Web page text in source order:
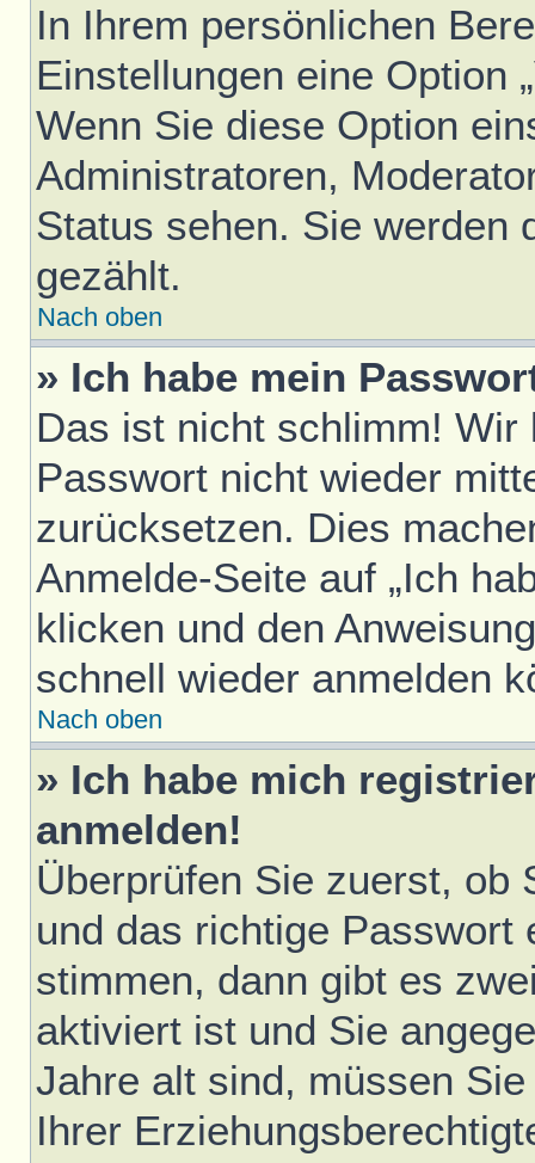
In Ihrem persönlichen
Einstellungen eine Option
Wenn Sie diese Option
Administratoren,
Status sehen. Sie werden
gezählt.
Nach oben
» Ich habe mein
Das ist nicht schlimm!
Passwort nicht wieder
zurücksetzen. Dies
Anmelde-Seite auf „Ich
klicken und den
schnell wieder anmelden
Nach oben
» Ich habe mich
anmelden!
Überprüfen Sie zuerst, ob
und das richtige Passwort
stimmen, dann gibt es
aktiviert ist und Sie
Jahre alt sind, müssen
Ihrer